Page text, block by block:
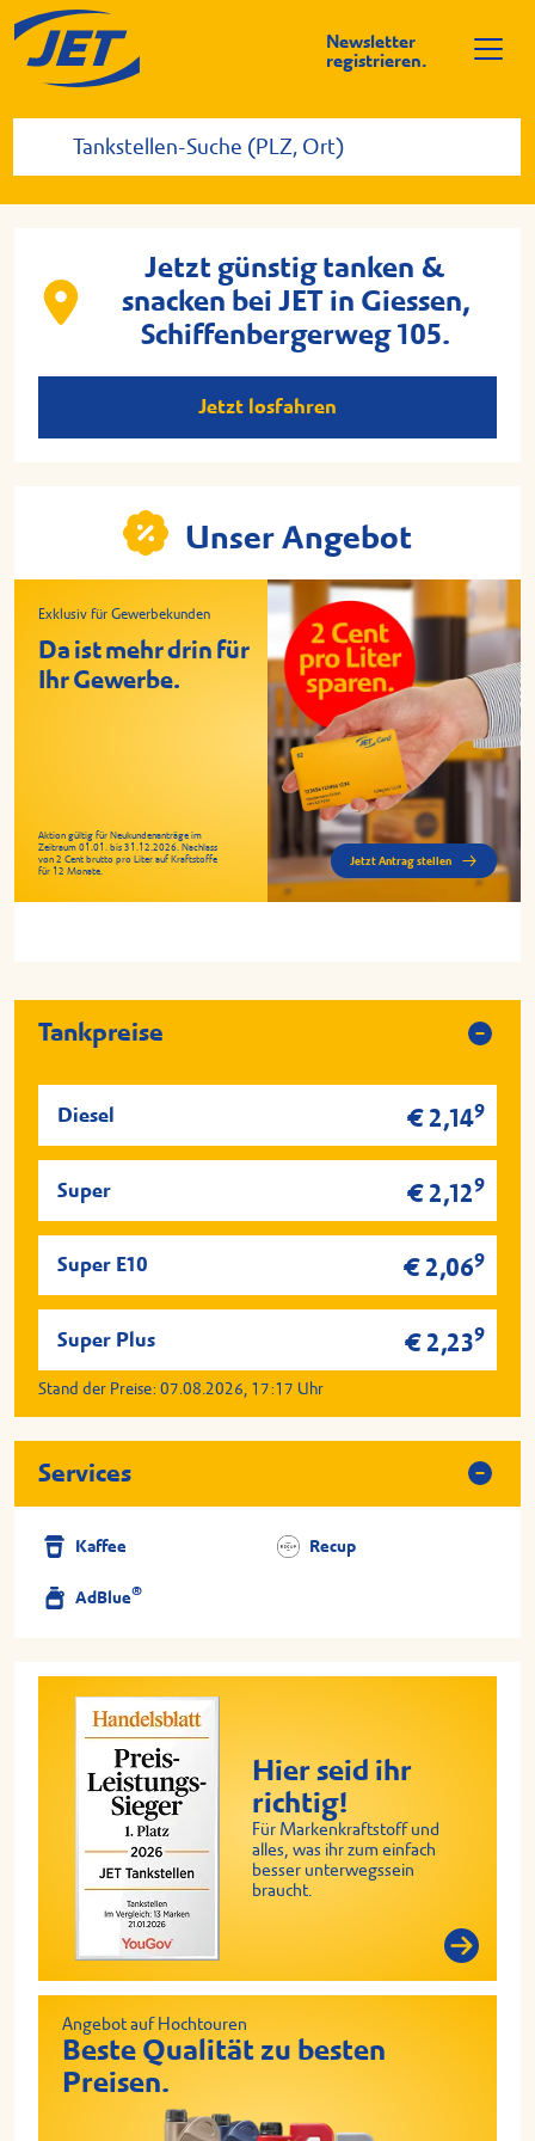
Newsletter
registrieren.
Jetzt günstig tanken &
snacken bei JET in Giessen,
Schiffenbergerweg 105.
Jetzt losfahren
Unser Angebot
Exklusiv für Gewerbekunden
Da ist mehr drin für
Ihr Gewerbe.
Aktion gültig für Neukundenanträge im
Zeitraum 01.01. bis 31.12.2026. Nachlass
von 2 Cent brutto pro Liter auf Kraftstoffe
für 12 Monate.
Jetzt Antrag stellen
Tankpreise
Diesel € 2,149
Super € 2,129
Super E10 € 2,069
Super Plus € 2,239
Stand der Preise: 07.08.2026, 17:17 Uhr
Services
Kaffee Recup
AdBlue®
Hier seid ihr
richtig!
Für Markenkraftstoff und
alles, was ihr zum einfach
besser unterwegssein
braucht.
Angebot auf Hochtouren
Beste Qualität zu besten
Preisen.